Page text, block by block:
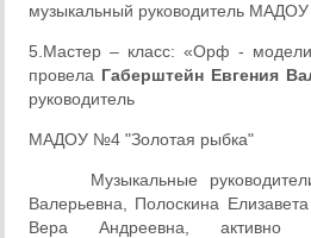
музыкальный руководитель
5.Мастер – класс: «Орф -
провела Габерштейн Евгения
руководитель
МАДОУ №4 "Золотая рыбка"
Музыкальные
Валерьевна, Полоскина
Вера Андреевна, активно